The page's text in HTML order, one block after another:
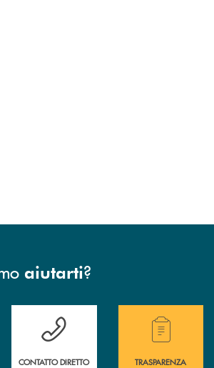
aiutarti?
delle filiali della Banca.
Hai bisogno di assistenza immediata?
CONTATTO DIRETTO
Hai bisogno di
TRASPARENZA